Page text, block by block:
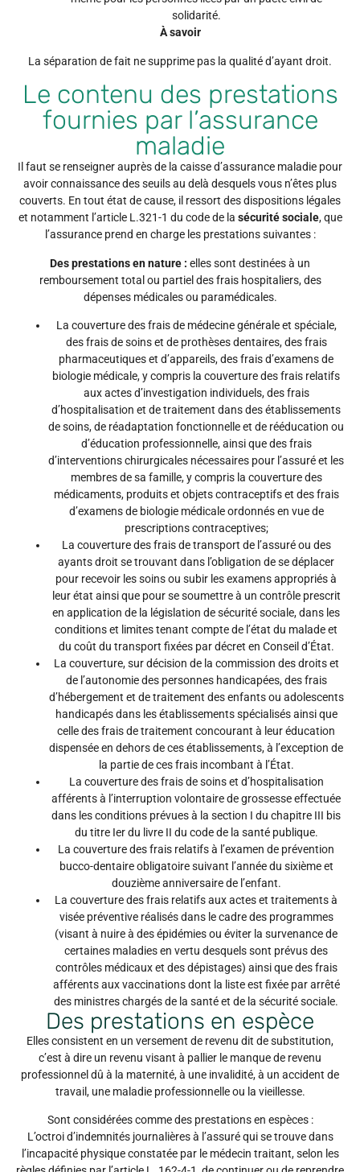
solidarité.
À savoir
La séparation de fait ne supprime pas la qualité d’ayant droit.
Le contenu des prestations
fournies par l’assurance
maladie
Il faut se renseigner auprès de la caisse d’assurance maladie pour
avoir connaissance des seuils au delà desquels vous n’êtes plus
couverts. En tout état de cause, il ressort des dispositions légales
et notamment l’article L.321-1 du code de la sécurité sociale, que
l’assurance prend en charge les prestations suivantes :
Des prestations en nature : elles sont destinées à un
remboursement total ou partiel des frais hospitaliers, des
dépenses médicales ou paramédicales.
La couverture des frais de médecine générale et spéciale,
des frais de soins et de prothèses dentaires, des frais
pharmaceutiques et d’appareils, des frais d’examens de
biologie médicale, y compris la couverture des frais relatifs
aux actes d’investigation individuels, des frais
d’hospitalisation et de traitement dans des établissements
de soins, de réadaptation fonctionnelle et de rééducation ou
d’éducation professionnelle, ainsi que des frais
d’interventions chirurgicales nécessaires pour l’assuré et les
membres de sa famille, y compris la couverture des
médicaments, produits et objets contraceptifs et des frais
d’examens de biologie médicale ordonnés en vue de
prescriptions contraceptives;
La couverture des frais de transport de l’assuré ou des
ayants droit se trouvant dans l’obligation de se déplacer
pour recevoir les soins ou subir les examens appropriés à
leur état ainsi que pour se soumettre à un contrôle prescrit
en application de la législation de sécurité sociale, dans les
conditions et limites tenant compte de l’état du malade et
du coût du transport fixées par décret en Conseil d’État.
La couverture, sur décision de la commission des droits et
de l’autonomie des personnes handicapées, des frais
d’hébergement et de traitement des enfants ou adolescents
handicapés dans les établissements spécialisés ainsi que
celle des frais de traitement concourant à leur éducation
dispensée en dehors de ces établissements, à l’exception de
la partie de ces frais incombant à l’État.
La couverture des frais de soins et d’hospitalisation
afférents à l’interruption volontaire de grossesse effectuée
dans les conditions prévues à la section I du chapitre III bis
du titre Ier du livre II du code de la santé publique.
La couverture des frais relatifs à l’examen de prévention
bucco-dentaire obligatoire suivant l’année du sixième et
douzième anniversaire de l’enfant.
La couverture des frais relatifs aux actes et traitements à
visée préventive réalisés dans le cadre des programmes
(visant à nuire à des épidémies ou éviter la survenance de
certaines maladies en vertu desquels sont prévus des
contrôles médicaux et des dépistages) ainsi que des frais
afférents aux vaccinations dont la liste est fixée par arrêté
des ministres chargés de la santé et de la sécurité sociale.
Des prestations en espèce
Elles consistent en un versement de revenu dit de substitution,
c’est à dire un revenu visant à pallier le manque de revenu
professionnel dû à la maternité, à une invalidité, à un accident de
travail, une maladie professionnelle ou la vieillesse.
Sont considérées comme des prestations en espèces :
L’octroi d’indemnités journalières à l’assuré qui se trouve dans
l’incapacité physique constatée par le médecin traitant, selon les